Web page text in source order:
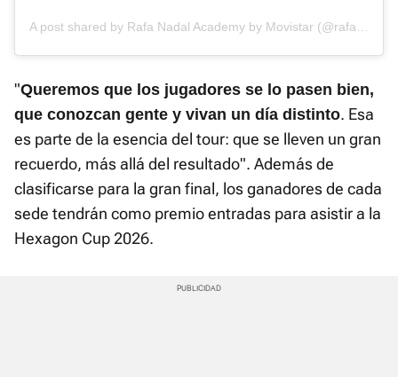
A post shared by Rafa Nadal Academy by Movistar (@rafanadalacademy)
"Queremos que los jugadores se lo pasen bien,
que conozcan gente y vivan un día distinto. Esa
es parte de la esencia del tour: que se lleven un gran
recuerdo, más allá del resultado". Además de
clasificarse para la gran final, los ganadores de cada
sede tendrán como premio entradas para asistir a la
Hexagon Cup 2026.